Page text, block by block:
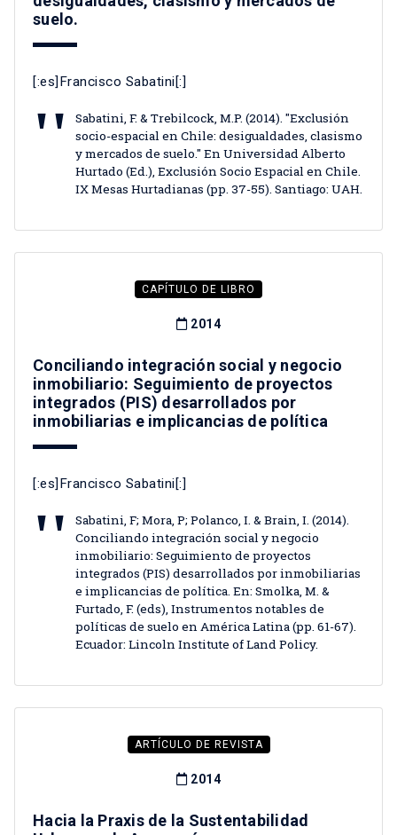
suelo.
[:es]Francisco Sabatini[:]
Sabatini, F. & Trebilcock, M.P. (2014). "Exclusión
socio-espacial en Chile: desigualdades, clasismo
y mercados de suelo." En Universidad Alberto
Hurtado (Ed.), Exclusión Socio Espacial en Chile.
IX Mesas Hurtadianas (pp. 37-55). Santiago: UAH.
CAPÍTULO DE LIBRO
2014
Conciliando integración social y negocio
inmobiliario: Seguimiento de proyectos
integrados (PIS) desarrollados por
inmobiliarias e implicancias de política
[:es]Francisco Sabatini[:]
Sabatini, F; Mora, P; Polanco, I. & Brain, I. (2014).
Conciliando integración social y negocio
inmobiliario: Seguimiento de proyectos
integrados (PIS) desarrollados por inmobiliarias
e implicancias de política. En: Smolka, M. &
Furtado, F. (eds), Instrumentos notables de
políticas de suelo en América Latina (pp. 61-67).
Ecuador: Lincoln Institute of Land Policy.
ARTÍCULO DE REVISTA
2014
Hacia la Praxis de la Sustentabilidad